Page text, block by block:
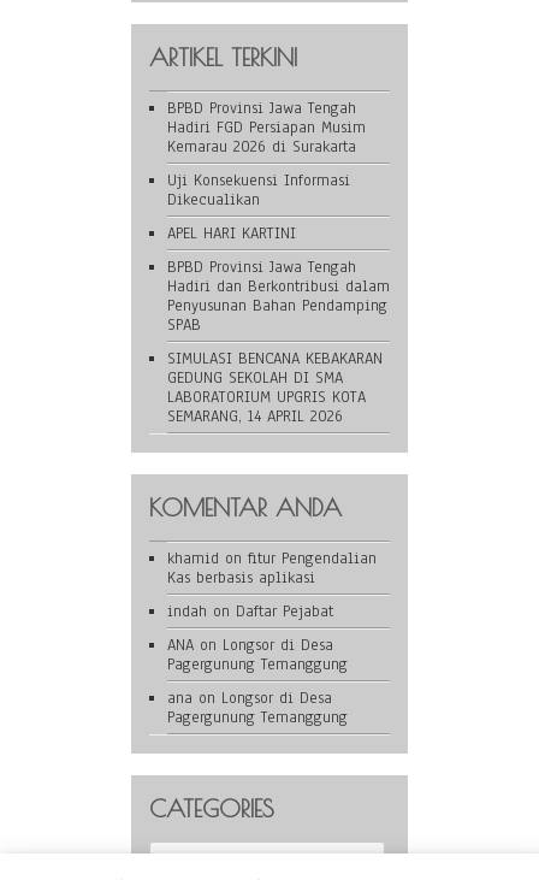
ARTIKEL TERKINI
BPBD Provinsi Jawa Tengah
Hadiri FGD Persiapan Musim
Kemarau 2026 di Surakarta
Uji Konsekuensi Informasi
Dikecualikan
APEL HARI KARTINI
BPBD Provinsi Jawa Tengah
Hadiri dan Berkontribusi dalam
Penyusunan Bahan Pendamping
SPAB
SIMULASI BENCANA KEBAKARAN
GEDUNG SEKOLAH DI SMA
LABORATORIUM UPGRIS KOTA
SEMARANG, 14 APRIL 2026
KOMENTAR ANDA
khamid on fitur Pengendalian
Kas berbasis aplikasi
indah on Daftar Pejabat
ANA on Longsor di Desa
Pagergunung Temanggung
ana on Longsor di Desa
Pagergunung Temanggung
CATEGORIES
Categories